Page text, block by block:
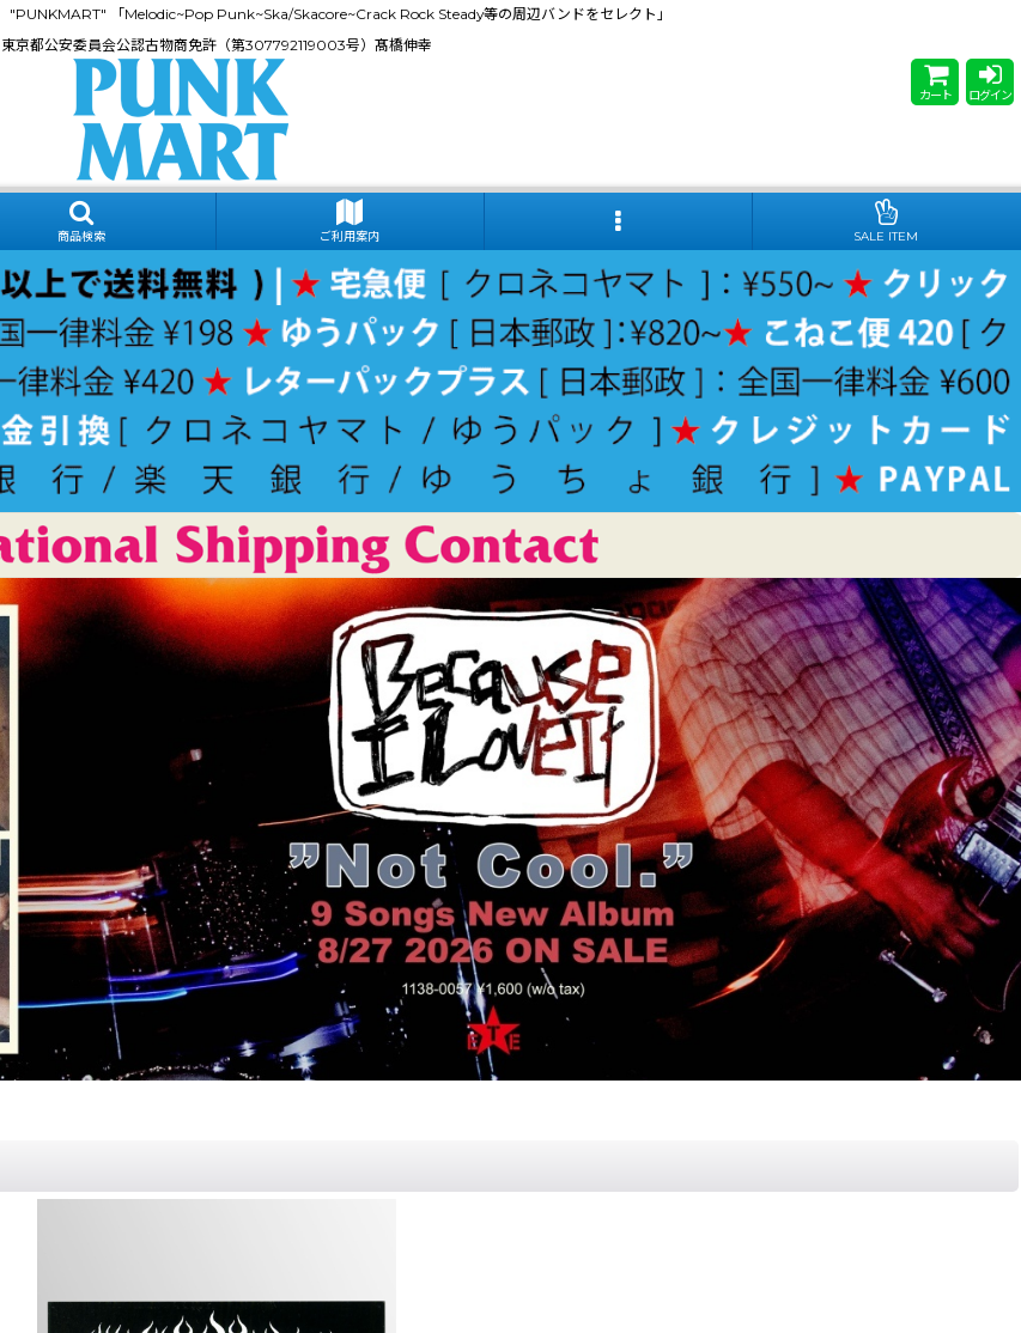
「Melodic~Pop Punk~Ska/Skacore~Crack Rock Steady等の周辺バンドをセレクト」
東京都公安委員会公認古物商免許（第307792119003号）髙橋伸幸
カート ログイン
商品検索 ご利用案内 SALE ITEM